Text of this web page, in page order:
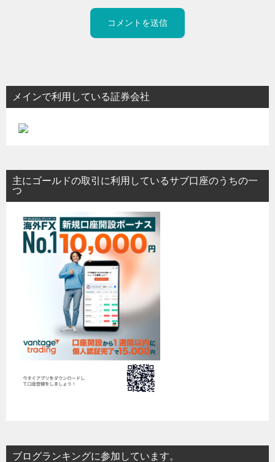
メインで利用している証券会社
主にゴールドの取引に利用しているサブ口座のうちの一
つ
ブログランキングに参加しています。